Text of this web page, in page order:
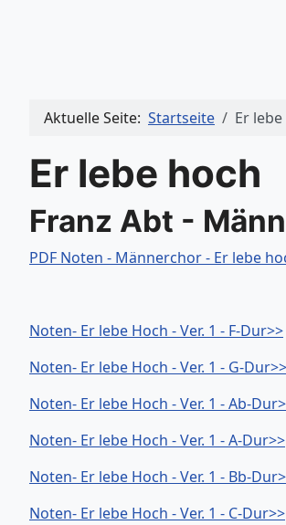
Aktuelle Seite: Startseite Er
Er lebe hoch
Franz Abt -
PDF Noten - Männerchor - Er lebe
Noten- Er lebe Hoch - Ver. 1 - F-Dur>>
Noten- Er lebe Hoch - Ver. 1 - G-Dur>>
Noten- Er lebe Hoch - Ver. 1 - Ab-
Noten- Er lebe Hoch - Ver. 1 - A-Dur>>
Noten- Er lebe Hoch - Ver. 1 - Bb-
Noten- Er lebe Hoch - Ver. 1 - C-Dur>>